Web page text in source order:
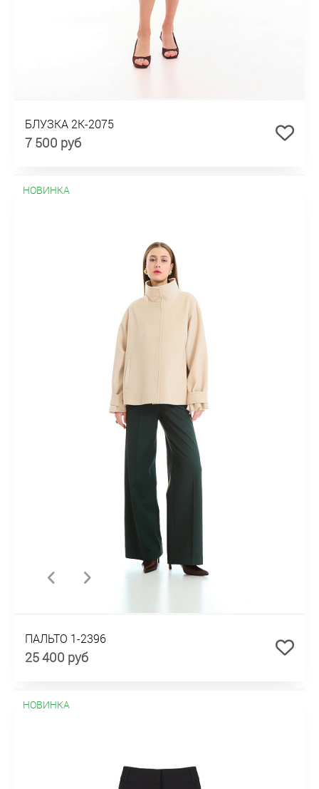
БЛУЗКА 2К-2075
7 500 руб
НОВИНКА
ПАЛЬТО 1-2396
25 400 руб
НОВИНКА